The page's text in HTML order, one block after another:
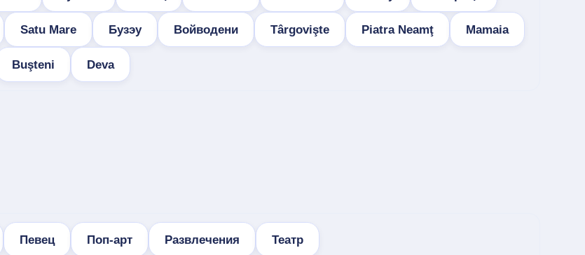
Satu Mare Бузэу Войводени Târgovişte Piatra Neamţ Mamaia
Buşteni Deva
Певец Поп-арт Развлечения Театр